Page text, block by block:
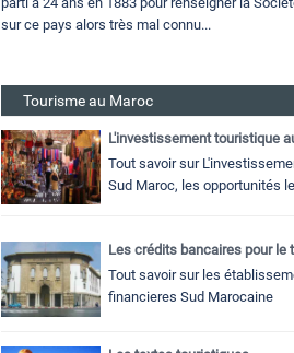
sur ce pays alors très mal connu...
Tourisme au Maroc
L'investissement touristique
Tout savoir sur
Sud Maroc, les opportunités
Les crédits bancaires pour le
Tout savoir sur les
financieres Sud Marocaine